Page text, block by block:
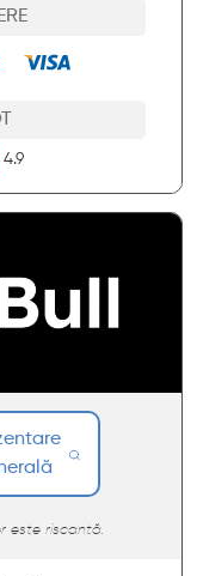
4.9
este riscantă.